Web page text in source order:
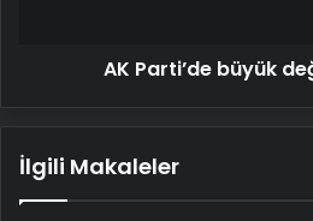
AK Parti’de büyük
İlgili Makaleler